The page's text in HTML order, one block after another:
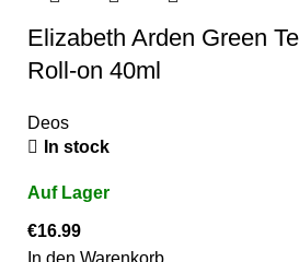
Elizabeth Arden Green
Roll-on 40ml
Deos
In stock
€16.99